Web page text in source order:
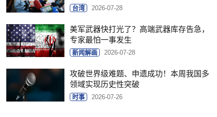
台湾 2026-07-28
美军武器快打光了？高端武器库存告急，
专家最怕一事发生
新闻解画 2026-07-28
攻破世界级难题、申遗成功！本周我国多
领域实现历史性突破
时事 2026-07-26